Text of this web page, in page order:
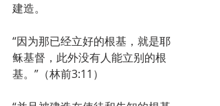
建造。
“因为那已经立好的根基，就是耶
稣基督，此外没有人能立别的根
基。”（林前3:11）